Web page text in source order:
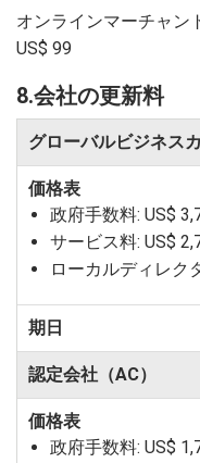
オンラインマーチャン
US$ 99
8.会社の更新料
グローバルビジネス
政府手数料: US$
サービス料: US$
ローカルディレク
認定会社（AC）
政府手数料: US$